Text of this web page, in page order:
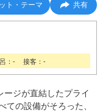
ト・テーマ 共有
：- 接客：-
ージが直結したプライ
ての設備がそろった、